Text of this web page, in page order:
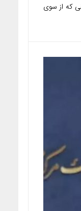
که از سوی